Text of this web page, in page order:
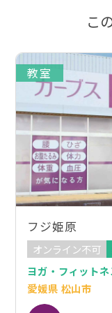
こ
教室
フジ姫原
オンライン不可
ヨガ・フィットネ
愛媛県 松山市